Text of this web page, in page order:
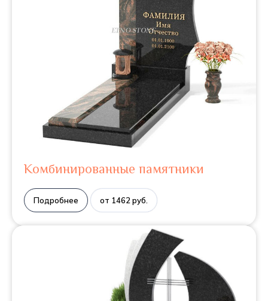
Комбинированные памятники
Подробнее от 1462 руб.